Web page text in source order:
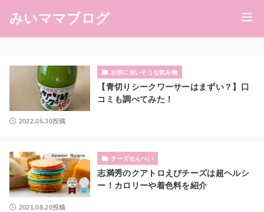
みいママブログ
お供に合いそうな飲み物
【青切りシークワーサーはまずい？】口
コミも調べてみた！
2022.05.30投稿
チーズせんべい
志満秀のクアトロえびチーズは超ヘルシ
ー！カロリーや着色料を紹介
2021.08.20投稿